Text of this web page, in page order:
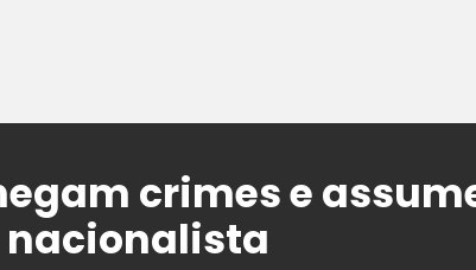
crimes e